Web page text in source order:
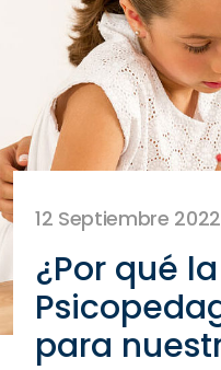
12 Septiembre 2022
¿Por qué la
para